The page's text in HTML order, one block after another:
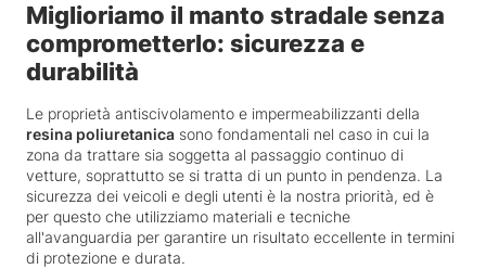
Miglioriamo il manto stradale senza
comprometterlo: sicurezza e
durabilità
Le proprietà antiscivolamento e impermeabilizzanti della
resina poliuretanica sono fondamentali nel caso in cui la
zona da trattare sia soggetta al passaggio continuo di
vetture, soprattutto se si tratta di un punto in pendenza. La
sicurezza dei veicoli e degli utenti è la nostra priorità, ed è
per questo che utilizziamo materiali e tecniche
all'avanguardia per garantire un risultato eccellente in termini
di protezione e durata.